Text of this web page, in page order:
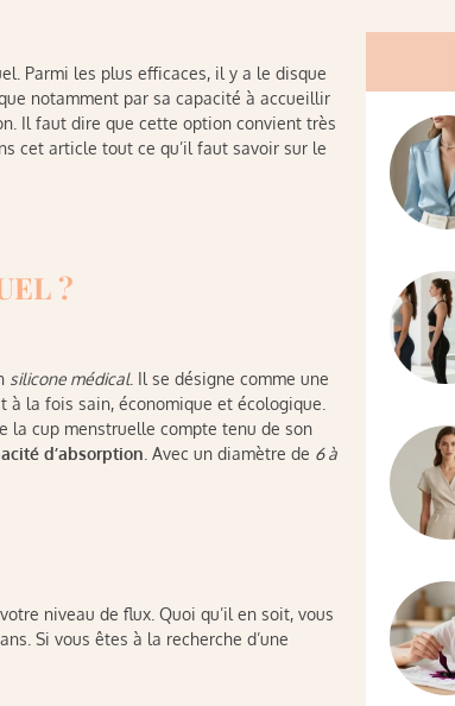
Parmi les plus efficaces, il y a le disque
notamment par sa capacité à accueillir
Il faut dire que cette option convient très
cet article tout ce qu’il faut savoir sur le
?
silicone médical. Il se désigne comme une
la fois sain, économique et écologique.
cup menstruelle compte tenu de son
d’absorption . Avec un diamètre de 6 à
niveau de flux. Quoi qu’il en soit, vous
Si vous êtes à la recherche d’une